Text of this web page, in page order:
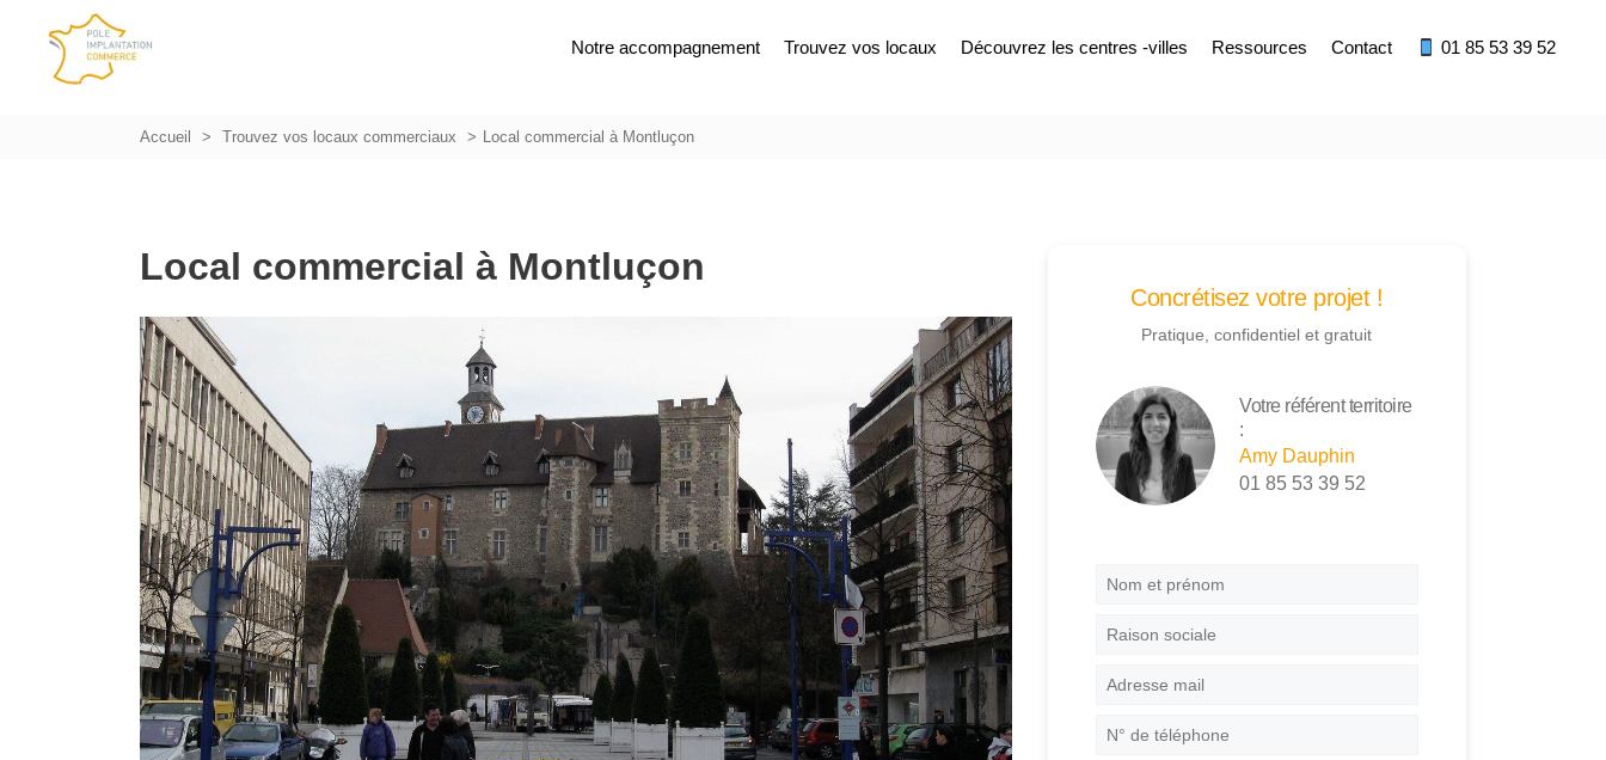
Notre accompagnement Trouvez vos locaux Découvrez les centres -villes Ressources Contact 01 85 53 39 52
Accueil Trouvez vos locaux commerciaux Local commercial à Montluçon
Local commercial à Montluçon
Concrétisez votre projet !
Pratique, confidentiel et gratuit
Votre référent territoire
:
Amy Dauphin
01 85 53 39 52
Nom
prénom*
Raison
Adresse
N°